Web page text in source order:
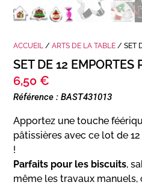
ACCUEIL /ARTS DE LA TABLE / SET
SET DE 12 EMPORTES
6,50 €
Référence : BAST431013
Apportez une touche
pâtissières avec ce lot de
!
Parfaits pour les biscuits,
même les travaux